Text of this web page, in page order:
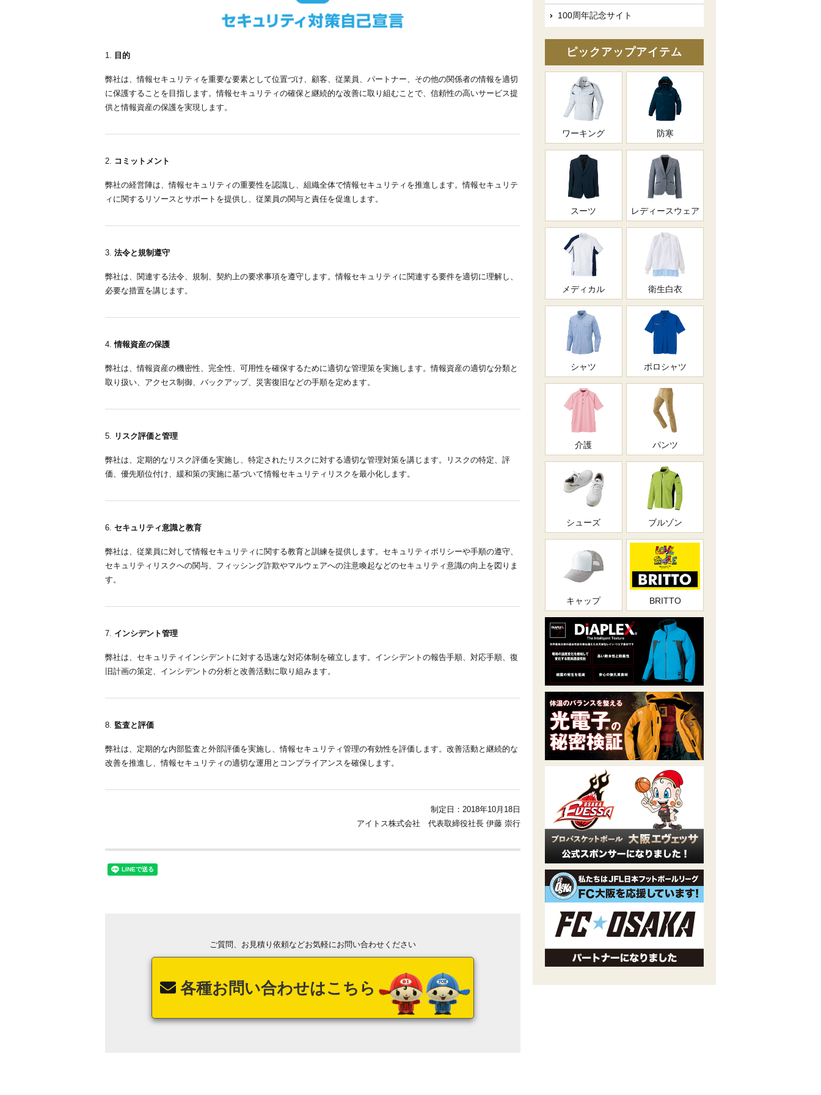
目的
弊社は、情報セキュリティを重要な要素として位置づけ、顧客、従業員、パートナー、その他の関係者の情報を適切
に保護することを目指します。情報セキュリティの確保と継続的な改善に取り組むことで、信頼性の高いサービス提
供と情報資産の保護を実現します。
コミットメント
弊社の経営陣は、情報セキュリティの重要性を認識し、組織全体で情報セキュリティを推進します。情報セキュリテ
ィに関するリソースとサポートを提供し、従業員の関与と責任を促進します。
法令と規制遵守
弊社は、関連する法令、規制、契約上の要求事項を遵守します。情報セキュリティに関連する要件を適切に理解し、
必要な措置を講じます。
情報資産の保護
弊社は、情報資産の機密性、完全性、可用性を確保するために適切な管理策を実施します。情報資産の適切な分類と
取り扱い、アクセス制御、バックアップ、災害復旧などの手順を定めます。
リスク評価と管理
弊社は、定期的なリスク評価を実施し、特定されたリスクに対する適切な管理対策を講じます。リスクの特定、評
価、優先順位付け、緩和策の実施に基づいて情報セキュリティリスクを最小化します。
セキュリティ意識と教育
弊社は、従業員に対して情報セキュリティに関する教育と訓練を提供します。セキュリティポリシーや手順の遵守、
セキュリティリスクへの関与、フィッシング詐欺やマルウェアへの注意喚起などのセキュリティ意識の向上を図りま
す。
インシデント管理
弊社は、セキュリティインシデントに対する迅速な対応体制を確立します。インシデントの報告手順、対応手順、復
旧計画の策定、インシデントの分析と改善活動に取り組みます。
監査と評価
弊社は、定期的な内部監査と外部評価を実施し、情報セキュリティ管理の有効性を評価します。改善活動と継続的な
改善を推進し、情報セキュリティの適切な運用とコンプライアンスを確保します。
制定日：2018年10月18日
アイトス株式会社 代表取締役社長 伊藤 崇行
ご質問、お見積り依頼などお気軽にお問い合わせください
各種お問い合わせはこちら
100周年記念サイト
ピックアップアイテム
ワーキング 防寒
スーツ レディースウェア
メディカル 衛生白衣
シャツ ポロシャツ
介護 パンツ
シューズ ブルゾン
キャップ BRITTO